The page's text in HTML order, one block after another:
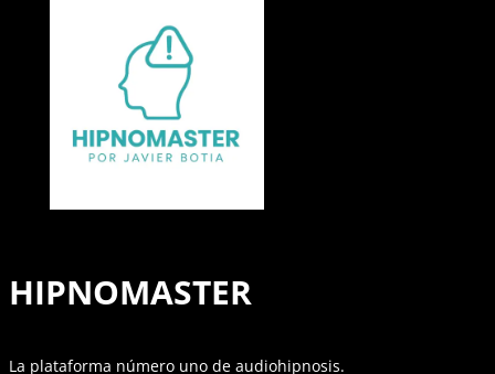
HIPNOMASTER
La plataforma número uno de audiohipnosis.